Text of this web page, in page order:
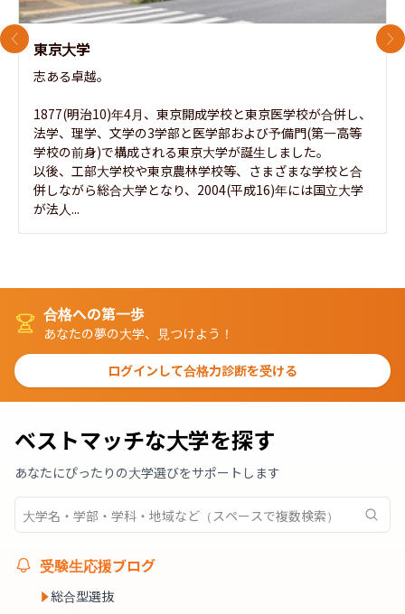
東京大学
志ある卓越。
1877(明治10)年4月、東京開成学校と東京医学校が合併し、
法学、理学、文学の3学部と医学部および予備門(第一高等
学校の前身)で構成される東京大学が誕生しました。
以後、工部大学校や東京農林学校等、さまざまな学校と合
併しながら総合大学となり、2004(平成16)年には国立大学
が法人...
前のスライド 次
合格への第一歩
あなたの夢の大学、見つけよう！
ログインして合格力診断を受ける
ベストマッチな大学を探す
あなたにぴったりの大学選びをサポートします
受験生応援ブログ
総合型選抜